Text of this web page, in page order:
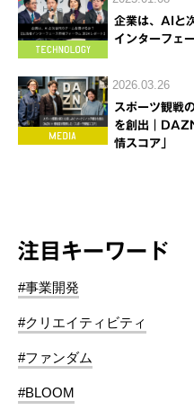
企業は、AIと
インターフェ
2026.03.26
スポーツ観戦
を創出｜
情スコア」
注目キーワード
#事業開発
#クリエイティビティ
#ファンダム
#BLOOM